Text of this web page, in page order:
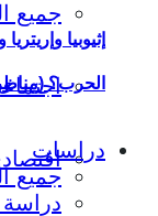
جميع
إثيوبيا
الحرب؟
دراسات
جميع
دراسة